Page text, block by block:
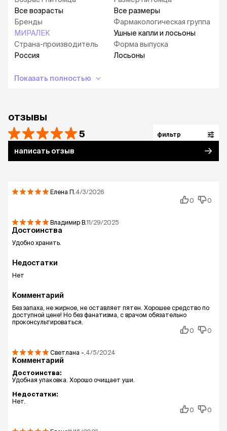
выделений.
Предназначен только для наружного
применения.
противопоказания
порядок применения и дозировка
помассировать основание ушной раковины в
течение минуты. Излишки средства удалить
Для профилактики процедуру следует
повторять 1 – 2 раза в неделю.
При лечении продолжительного применения
средства определяется ветеринарным врачом.
срок годности
Срок годности лосьона «Лосьон ПреОтик» при
упаковке производителя – 2 года со дня
производства.
Все возрасты
Бренды
МИРАЛЕК
Страна-производитель
Россия
Все размеры
Фармакологическая группа
Ушные капли и лосьоны
Форма выпуска
Лосьоны
Показать полностью
отзывы
5 фильтр
написать отзыв
Елена П. 4/3/2026
0
0
Владимир В.11/29/2025
Достоинства
Удобно хранить.
Недостатки
Нет
Комментарий
Без запаха, не жирное, не оставляет пятен. Хорошее средство по
доступной цене! Но без фанатизма, с врачом обязательно
проконсультироваться.
0
0
Светлана -. 4/5/2024
Комментарий
Достоинства:
Удобная упаковка. Хорошо очищает уши.
Недостатки:
Нет.
0
0